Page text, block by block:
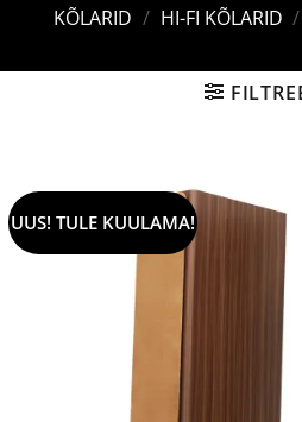
KÕLARID / HI-FI KÕLARID /
UUS! TULE KUULAMA!